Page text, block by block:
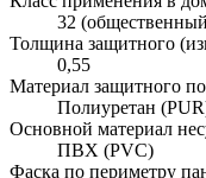
32
Толщина защитного
0,55
Материал защитного
Полиуретан
Основной материал
ПВХ (PVC)
Фаска по периметру